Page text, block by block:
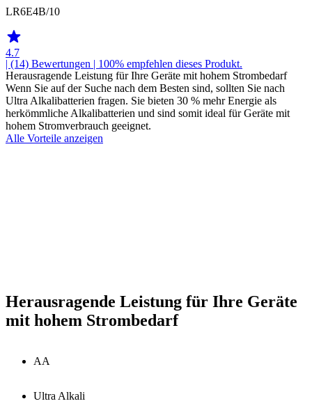
LR6E4B/10
4.7
| (14) Bewertungen | 100% empfehlen dieses Produkt.
Herausragende Leistung für Ihre Geräte mit hohem Strombedarf
Wenn Sie auf der Suche nach dem Besten sind, sollten Sie nach
Ultra Alkalibatterien fragen. Sie bieten 30 % mehr Energie als
herkömmliche Alkalibatterien und sind somit ideal für Geräte mit
hohem Stromverbrauch geeignet.
Alle Vorteile anzeigen
Herausragende Leistung für Ihre Geräte
mit hohem Strombedarf
AA
Ultra Alkali